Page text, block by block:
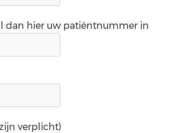
dan hier uw patiëntnummer in
verplicht)